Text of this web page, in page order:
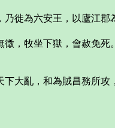
徙為六安王，以廬江郡
，牧坐下獄，會赦免死。
大亂，和為賊昌務所攻